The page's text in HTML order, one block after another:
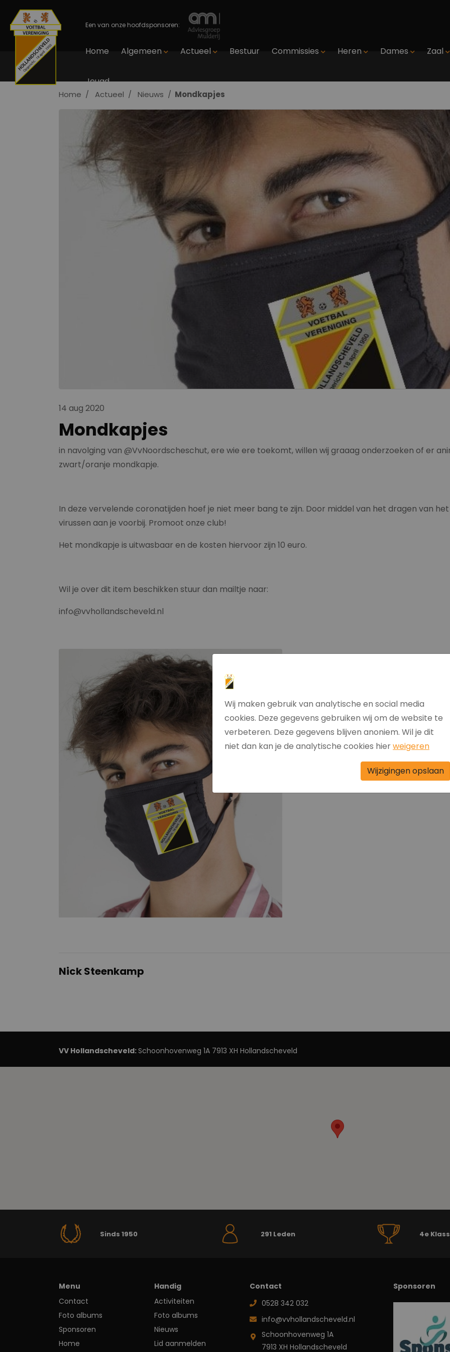
Een van onze hoofdsponsoren:
Home Algemeen Actueel Bestuur Commissies Heren Dames Zaal
Jeugd
Home Actueel Nieuws Mondkapjes
14 aug 2020
Mondkapjes
in navolging van @VvNoordscheschut, ere wie ere toekomt, willen wij graaag onderzoeken of er
zwart/oranje mondkapje.
In deze vervelende coronatijden hoef je niet meer bang te zijn. Door middel van het dragen van
virussen aan je voorbij. Promoot onze club!
Het mondkapje is uitwasbaar en de kosten hiervoor zijn 10 euro.
Wil je over dit item beschikken stuur dan mailtje naar:
info@vvhollandscheveld.nl
Nick Steenkamp
VV Hollandscheveld:Schoonhovenweg 1A 7913 XH Hollandscheveld
Sinds 1950 291 Leden 4e
Menu
Contact
Foto albums
Sponsoren
Home
Handig
Activiteiten
Foto albums
Nieuws
Lid aanmelden
Contact
0528 342 032
info@vvhollandscheveld.nl
Schoonhovenweg 1A
7913 XH Hollandscheveld
Sponsoren
Wij maken gebruik van analytische en social media
cookies. Deze gegevens gebruiken wij om de website te
verbeteren. Deze gegevens blijven anoniem. Wil je dit
niet dan kan je de analytische cookies hierweigeren
Wijzigingen opslaan